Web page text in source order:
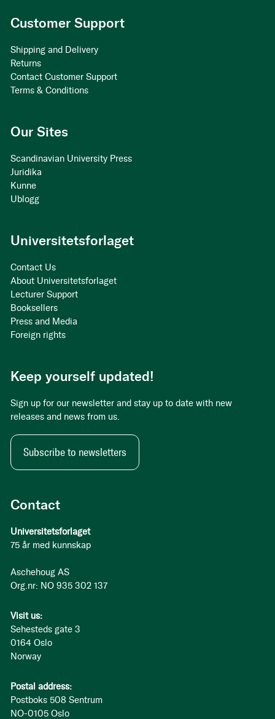
Contact
Universitetsforlaget
75 år med kunnskap
Aschehoug AS
Org.nr: NO 935 302 137
Visit us:
Sehesteds gate 3
0164 Oslo
Norway
Postal address:
Postboks 508 Sentrum
NO-0105 Oslo
Customer Support
Shipping and Delivery
Returns
Contact Customer Support
Terms & Conditions
Our Sites
Scandinavian University Press
Juridika
Kunne
Ublogg
Universitetsforlaget
Contact Us
About Universitetsforlaget
Lecturer Support
Booksellers
Press and Media
Foreign rights
Keep yourself updated!
Sign up for our newsletter and stay up to date with new
releases and news from us.
Subscribe to newsletters